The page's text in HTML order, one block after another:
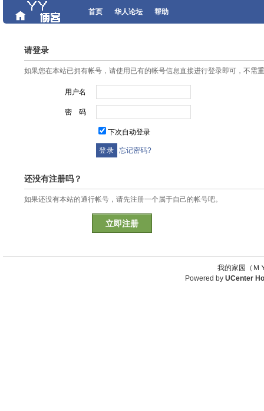
首页 华人论坛 帮助
请登录
如果您在本站已拥有帐号，请使用已有的帐号信息直接进行登录即可，不需
用户名
密 码
下次自动登录
忘记密码?
还没有注册吗？
如果还没有本站的通行帐号，请先注册一个属于自己的帐号吧。
立即注册
我的家园（
Powered by UCenter